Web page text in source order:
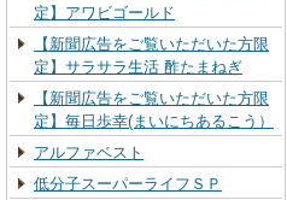
定】アワビゴールド
【新聞広告をご覧いただいた方限
定】サラサラ生活 酢たまねぎ
【新聞広告をご覧いただいた方限
定】毎日歩幸(まいにちあるこう）
アルファベスト
低分子スーパーライフＳＰ